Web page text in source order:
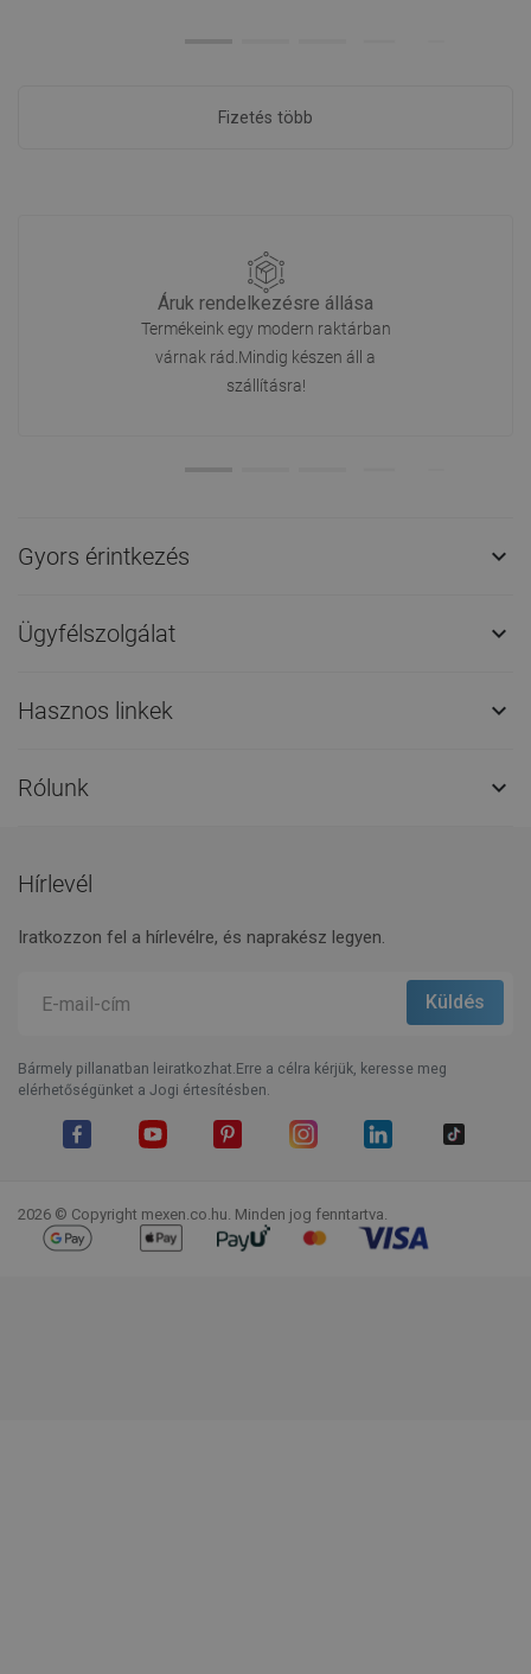
Fizetés több
Áruk rendelkezésre állása
Termékeink egy modern raktárban
várnak rád.Mindig készen áll a
szállításra!
Gyors érintkezés 
Ügyfélszolgálat 
Hasznos linkek 
Rólunk 
Hírlevél
Iratkozzon fel a hírlevélre, és naprakész legyen.
Bármely pillanatban leiratkozhat.Erre a célra kérjük, keresse meg
elérhetőségünket a Jogi értesítésben.
2026 © Copyright mexen.co.hu. Minden jog fenntartva.